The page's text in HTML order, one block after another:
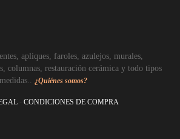
apliques, faroles, azulejos, murales,
columnas, restauración cerámica y todo tipos
¿Quiénes somos?
- CONDICIONES DE COMPRA